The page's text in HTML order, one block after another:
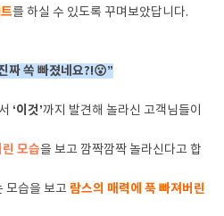
빠진다는 것을 구멍에 빠지는 착시로 재
짜 쏙 빠졌네요?!😮”
모습